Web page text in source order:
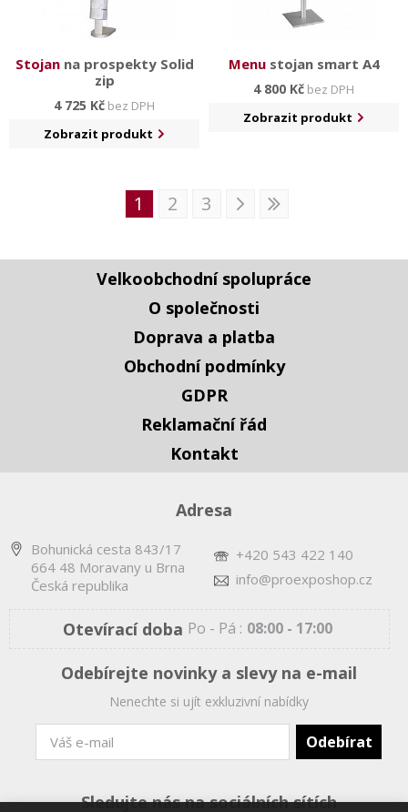
Stojanna prospekty Solid
zip
4 725 Kč bez DPH
Zobrazit produkt
Menustojan smart A4
4 800 Kč bez DPH
Zobrazit produkt
1 2 3
Velkoobchodní spolupráce
O společnosti
Doprava a platba
Obchodní podmínky
GDPR
Reklamační řád
Kontakt
Adresa
Bohunická cesta 843/17
664 48 Moravany u Brna
Česká republika
+420 543 422 140
info@proexposhop.cz
Otevírací doba Po - Pá : 08:00 - 17:00
Odebírejte novinky a slevy na e-mail
Nenechte si ujít exkluzivní nabídky
Sledujte nás na sociálních sítích